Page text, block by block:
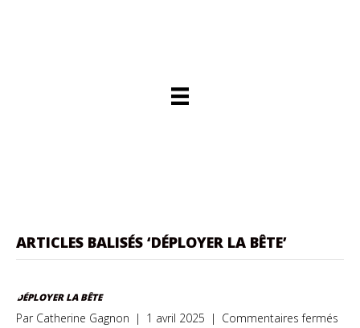
ARTICLES BALISÉS ‘DÉPLOYER LA BÊTE’
DÉPLOYER LA BÊTE
Par Catherine Gagnon | 1 avril 2025 | Commentaires fermés